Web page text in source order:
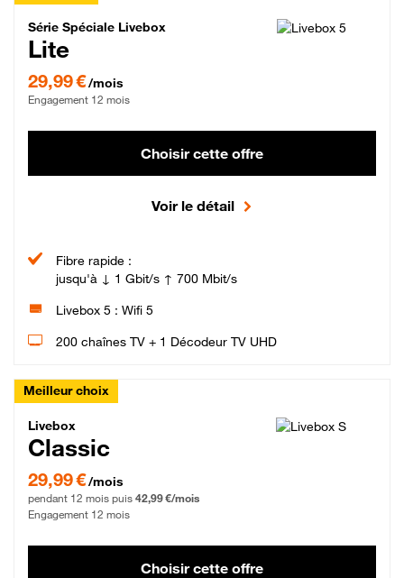
Série Spéciale Livebox Lite Fibre
Série Spéciale Livebox
Lite
29,99 €/mois
Engagement 12 mois
Choisir cette offre
Voir le détail
Fibre rapide :
jusqu'à ↓ 1 Gbit/s ↑ 700 Mbit/s
Livebox 5 : Wifi 5
200 chaînes TV + 1 Décodeur TV UHD
Meilleur choix
Livebox Classic Fibre
Livebox
Classic
29,99 €/mois
pendant 12 mois puis 42,99 €/mois
Engagement 12 mois
Choisir cette offre